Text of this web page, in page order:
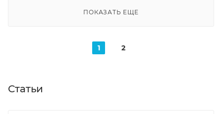
ПОКАЗАТЬ ЕЩЕ
1 2
Статьи